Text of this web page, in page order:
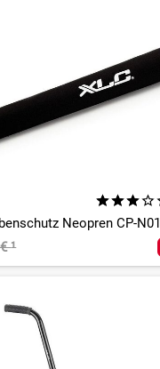
Neopren CP-N01
€¹